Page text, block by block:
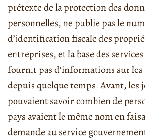
prétexte de la protection des
personnelles, ne publie pas le
d’identification fiscale des
entreprises, et la base des
fournit pas d’informations sur
depuis quelque temps. Avant, les
pouvaient savoir combien de
pays avaient le même nom en
demande au service